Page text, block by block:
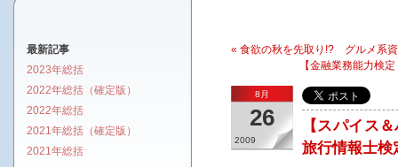
« 食欲の秋を先取り!? グルメ系
【金融業務能力検
8月
26
2009
【スパイス
旅行情報士検
最新記事
2023年総括
2022年総括（確定版）
2022年総括
2021年総括（確定版）
2021年総括